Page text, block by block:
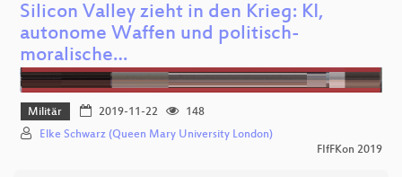
Silicon Valley zieht in den Krieg: KI,
autonome Waffen und politisch-
moralische…
Militär 2019-11-22
148
Elke Schwarz (Queen Mary University London)
FIfFKon 2019